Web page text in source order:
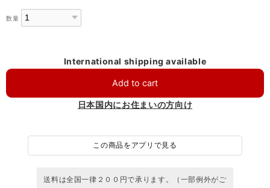
数量
International shipping available
Add to cart
日本国内にお住まいの方向け
この商品をアプリで見る
送料は全国一律２００円で承ります。（一部例外がご